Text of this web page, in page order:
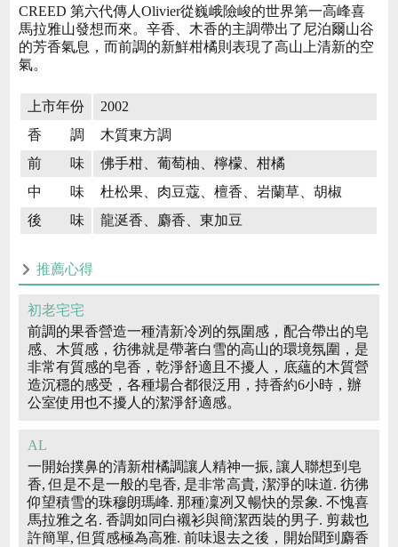
CREED 第六代傳人Olivier從巍峨險峻的世界第一高峰喜
馬拉雅山發想而來。辛香、木香的主調帶出了尼泊爾山谷
的芳香氣息，而前調的新鮮柑橘則表現了高山上清新的空
氣。
上市年份
2002
香 調
木質東方調
前 味
佛手柑、葡萄柚、檸檬、柑橘
中 味
杜松果、肉豆蔻、檀香、岩蘭草、胡椒
後 味
龍涎香、麝香、東加豆
推薦心得
初老宅宅
前調的果香營造一種清新冷冽的氛圍感，配合帶出的皂
感、木質感，彷彿就是帶著白雪的高山的環境氛圍，是
非常有質感的皂香，乾淨舒適且不擾人，底蘊的木質營
造沉穩的感受，各種場合都很泛用，持香約6小時，辦
公室使用也不擾人的潔淨舒適感。
AL
一開始撲鼻的清新柑橘調讓人精神一振, 讓人聯想到皂
香, 但是不是一般的皂香, 是非常高貴, 潔淨的味道. 彷彿
仰望積雪的珠穆朗瑪峰. 那種凜冽又暢快的景象. 不愧喜
馬拉雅之名. 香調如同白襯衫與簡潔西裝的男子. 剪裁也
許簡單, 但質感極為高雅. 前味退去之後，開始聞到麝香